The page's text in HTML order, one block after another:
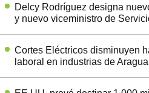
Delcy Rodríguez designa
y nuevo viceministro de
Cortes Eléctricos disminuyen
laboral en industrias de Aragua